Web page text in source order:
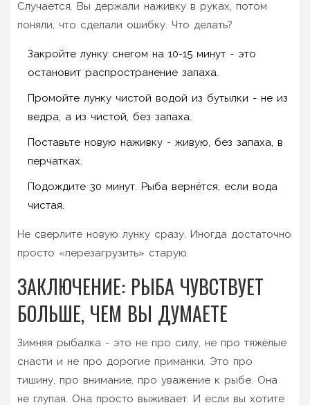
Случается. Вы держали наживку в руках, потом
поняли, что сделали ошибку. Что делать?
Закройте лунку снегом на 10-15 минут - это
остановит распространение запаха.
Промойте лунку чистой водой из бутылки - не из
ведра, а из чистой, без запаха.
Поставьте новую наживку - живую, без запаха, в
перчатках.
Подождите 30 минут. Рыба вернётся, если вода
чистая.
Не сверлите новую лунку сразу. Иногда достаточно
просто «перезагрузить» старую.
ЗАКЛЮЧЕНИЕ: РЫБА ЧУВСТВУЕТ
БОЛЬШЕ, ЧЕМ ВЫ ДУМАЕТЕ
Зимняя рыбалка - это не про силу, не про тяжёлые
снасти и не про дорогие приманки. Это про
тишину, про внимание, про уважение к рыбе. Она
не глупая. Она просто выживает. И если вы хотите